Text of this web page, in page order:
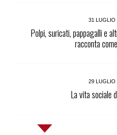
31 LUGLIO
Polpi, suricati, pappagalli e
racconta
29 LUGLIO
La vita sociale